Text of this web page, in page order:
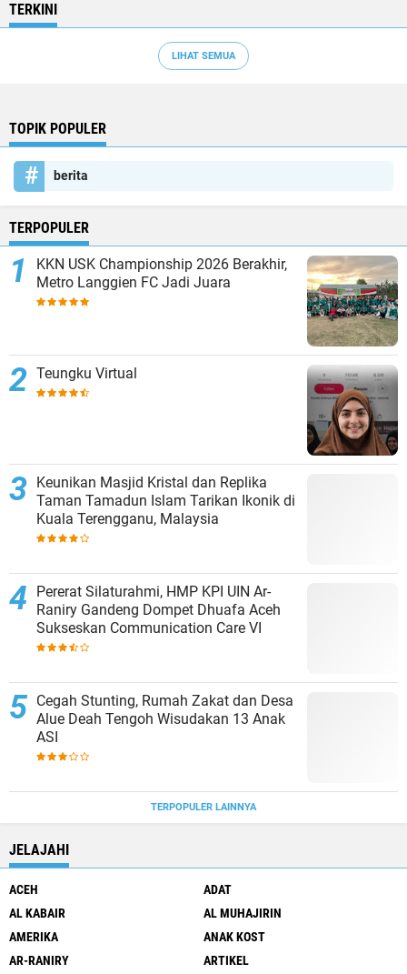
TERKINI
LIHAT SEMUA
TOPIK POPULER
berita
TERPOPULER
KKN USK Championship 2026 Berakhir,
Metro Langgien FC Jadi Juara
Teungku Virtual
Keunikan Masjid Kristal dan Replika
Taman Tamadun Islam Tarikan Ikonik di
Kuala Terengganu, Malaysia
Pererat Silaturahmi, HMP KPI UIN Ar-
Raniry Gandeng Dompet Dhuafa Aceh
Sukseskan Communication Care VI
Cegah Stunting, Rumah Zakat dan Desa
Alue Deah Tengoh Wisudakan 13 Anak
ASI
TERPOPULER LAINNYA
JELAJAHI
ACEH
ADAT
AL KABAIR
AL MUHAJIRIN
AMERIKA
ANAK KOST
AR-RANIRY
ARTIKEL